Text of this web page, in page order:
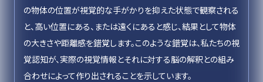
の物体の位置が視覚的な手がかりを抑えた状態で観察される
と、高い位置にある、または遠くにあると感じ、結果として物体
の大きさや距離感を錯覚します。このような錯覚は、私たちの視
覚認知が、実際の視覚情報とそれに対する脳の解釈との組み
合わせによって作り出されることを示しています。